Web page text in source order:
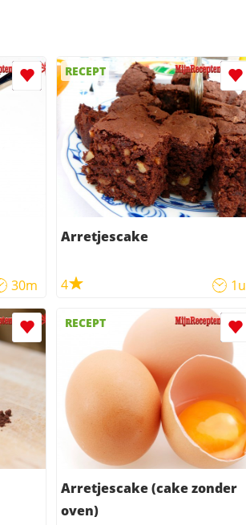
30m
RECEPT
Arretjescake
4 1u
RECEPT
Arretjescake (cake zonder
oven)